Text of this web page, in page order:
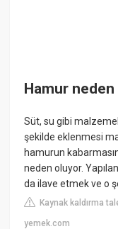
Hamur
Süt, su gibi
şekilde eklenmesi
hamurun
neden oluyor.
da ilave etmek ve o
Kaynak kaldırma
yemek.com